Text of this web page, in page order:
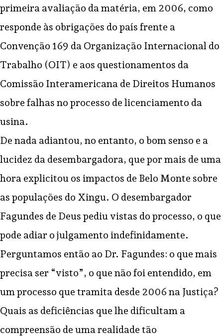
primeira avaliação da matéria, em 2006, como
responde às obrigações do país frente a
Convenção 169 da Organização Internacional do
Trabalho (OIT) e aos questionamentos da
Comissão Interamericana de Direitos Humanos
sobre falhas no processo de licenciamento da
usina.
De nada adiantou, no entanto, o bom senso e a
lucidez da desembargadora, que por mais de uma
hora explicitou os impactos de Belo Monte sobre
as populações do Xingu. O desembargador
Fagundes de Deus pediu vistas do processo, o que
pode adiar o julgamento indefinidamente.
Perguntamos então ao Dr. Fagundes: o que mais
precisa ser “visto”, o que não foi entendido, em
um processo que tramita desde 2006 na Justiça?
Quais as deficiências que lhe dificultam a
compreensão de uma realidade tão